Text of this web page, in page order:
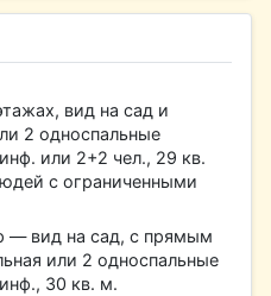
вид на сад и
2 односпальные
или 2+2 чел., 29 кв.
с ограниченными
— вид на сад, с прямым
или 2 односпальные
30 кв. м.